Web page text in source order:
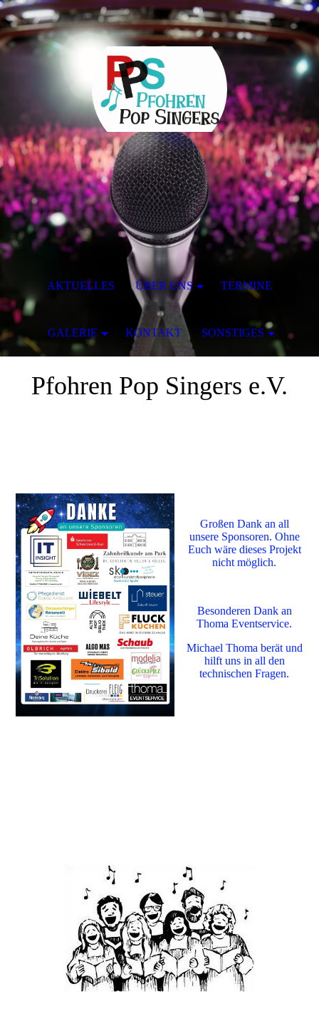
Pfohren Pop Singers e.V.
Großen Dank an all
unsere Sponsoren. Ohne
Euch wäre dieses Projekt
nicht möglich.
Besonderen Dank an
Thoma Eventservice.
Michael Thoma berät und
hilft uns in all den
technischen Fragen.
AKTUELLES ÜBER UNS TERMINE
GALERIE KONTAKT SONSTIGES